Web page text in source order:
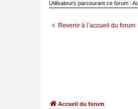
Utilisateurs parcourant ce forum :
Revenir à l’accueil du forum
Accueil du forum